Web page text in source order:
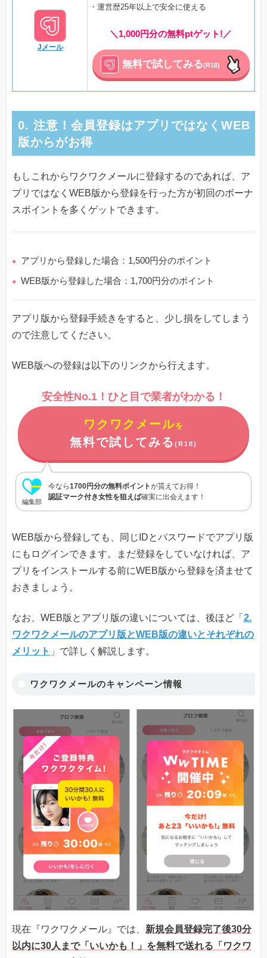
Jメール
・運営歴25年以上で安全に使える
＼1,000円分の無料ptゲット!／
無料で試してみる(R18)
0. 注意！会員登録はアプリではなくWEB
版からがお得
もしこれからワクワクメールに登録するのであれば、ア
プリではなくWEB版から登録を行った方が初回のボーナ
スポイントを多くゲットできます。
アプリから登録した場合：1,500円分のポイント
WEB版から登録した場合：1,700円分のポイント
アプリ版から登録手続きをすると、少し損をしてしまう
ので注意してください。
WEB版への登録は以下のリンクから行えます。
安全性No.1！ひと目で業者がわかる！
ワクワクメールを
無料で試してみる (R18)
編集部
今なら1700円分の無料ポイントが貰えてお得！
認証マーク付き女性を狙えば確実に出会えます！
WEB版から登録しても、同じIDとパスワードでアプリ版
にもログインできます。まだ登録をしていなければ、ア
プリをインストールする前にWEB版から登録を済ませて
おきましょう。
なお、WEB版とアプリ版の違いについては、後ほど「 2.
ワクワクメールのアプリ版とWEB版の違いとそれぞれの
メリット 」で詳しく解説します。
ワクワクメールのキャンペーン情報
現在『ワクワクメール』では、 新規会員登録完了後30分
以内に30人まで「いいかも！」を無料で送れる「ワクワ